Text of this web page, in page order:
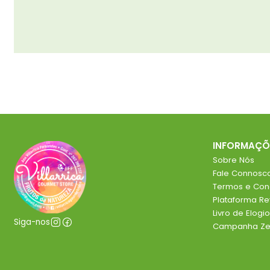
Siga-nos
Sobre Nós
Fale
Termos e
Plataforma
Livro de
Campanha